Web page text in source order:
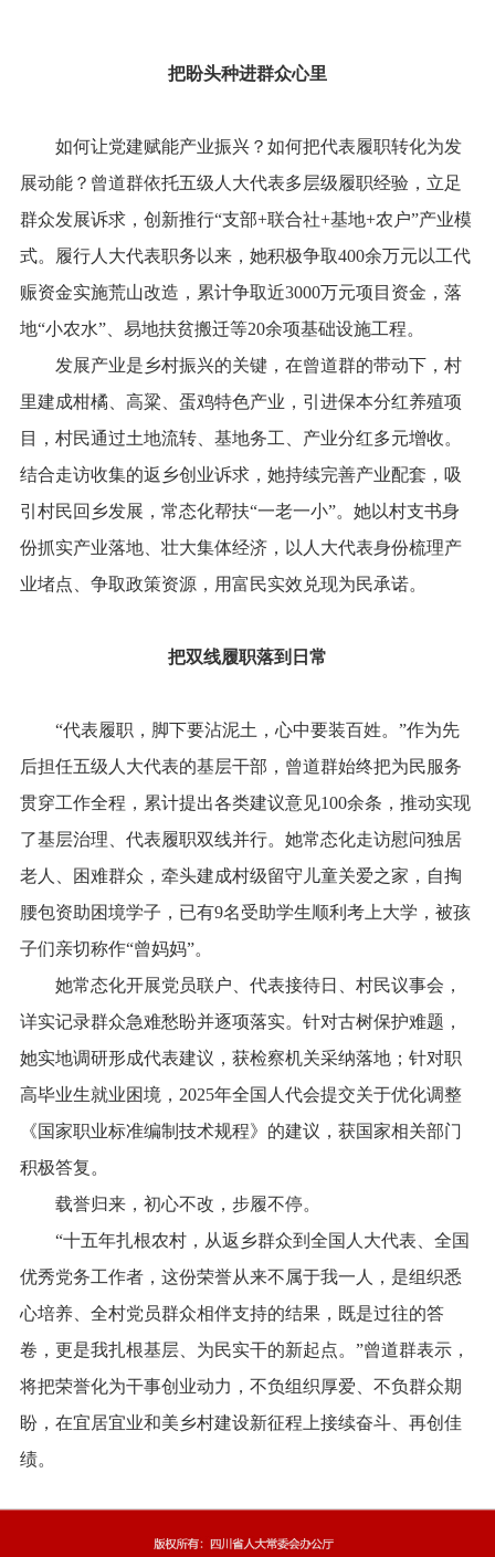
把盼头种进群众心里
如何让党建赋能产业振兴？如何把代表履职转化为发
展动能？曾道群依托五级人大代表多层级履职经验，立足
群众发展诉求，创新推行“支部+联合社+基地+农户”产业模
式。履行人大代表职务以来，她积极争取400余万元以工代
赈资金实施荒山改造，累计争取近3000万元项目资金，落
地“小农水”、易地扶贫搬迁等20余项基础设施工程。
发展产业是乡村振兴的关键，在曾道群的带动下，村
里建成柑橘、高粱、蛋鸡特色产业，引进保本分红养殖项
目，村民通过土地流转、基地务工、产业分红多元增收。
结合走访收集的返乡创业诉求，她持续完善产业配套，吸
引村民回乡发展，常态化帮扶“一老一小”。她以村支书身
份抓实产业落地、壮大集体经济，以人大代表身份梳理产
业堵点、争取政策资源，用富民实效兑现为民承诺。
把双线履职落到日常
“代表履职，脚下要沾泥土，心中要装百姓。”作为先
后担任五级人大代表的基层干部，曾道群始终把为民服务
贯穿工作全程，累计提出各类建议意见100余条，推动实现
了基层治理、代表履职双线并行。她常态化走访慰问独居
老人、困难群众，牵头建成村级留守儿童关爱之家，自掏
腰包资助困境学子，已有9名受助学生顺利考上大学，被孩
子们亲切称作“曾妈妈”。
她常态化开展党员联户、代表接待日、村民议事会，
详实记录群众急难愁盼并逐项落实。针对古树保护难题，
她实地调研形成代表建议，获检察机关采纳落地；针对职
高毕业生就业困境，2025年全国人代会提交关于优化调整
《国家职业标准编制技术规程》的建议，获国家相关部门
积极答复。
载誉归来，初心不改，步履不停。
“十五年扎根农村，从返乡群众到全国人大代表、全国
优秀党务工作者，这份荣誉从来不属于我一人，是组织悉
心培养、全村党员群众相伴支持的结果，既是过往的答
卷，更是我扎根基层、为民实干的新起点。”曾道群表示，
将把荣誉化为干事创业动力，不负组织厚爱、不负群众期
盼，在宜居宜业和美乡村建设新征程上接续奋斗、再创佳
绩。